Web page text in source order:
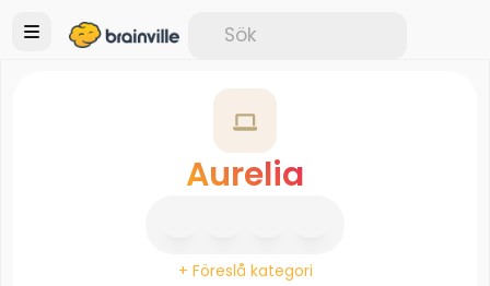
Aurelia
+ Föreslå kategori